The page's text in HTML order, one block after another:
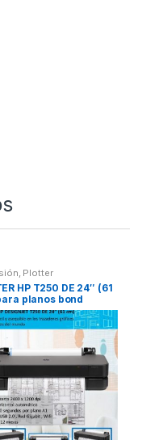
, Plotter
HP T250 DE 24″ (61
planos bond